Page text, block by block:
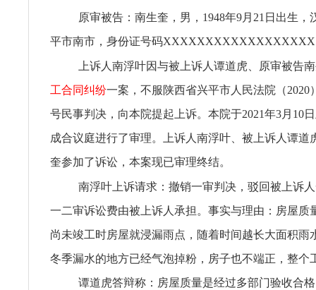
原审被告：南生奎，男，1948年9月21日出生，
平市南市，身份证号码
上诉人南浮叶因与被上诉人谭道虎、原审被告
工合同纠纷一案，不服陕西省兴平市人民法院（2020
号民事判决，向本院提起上诉。本院于2021年3月10
成合议庭进行了审理。上诉人南浮叶、被上诉人谭道
奎参加了诉讼，本案现已审理终结。
南浮叶上诉请求：撤销一审判决，驳回被上诉
一二审诉讼费由被上诉人承担。事实与理由：房屋质
尚未竣工时房屋就浸漏雨点，随着时间越长大面积雨
冬季漏水的地方已经气泡掉粉，房子也不端正，整个
谭道虎答辩称：房屋质量是经过多部门验收合